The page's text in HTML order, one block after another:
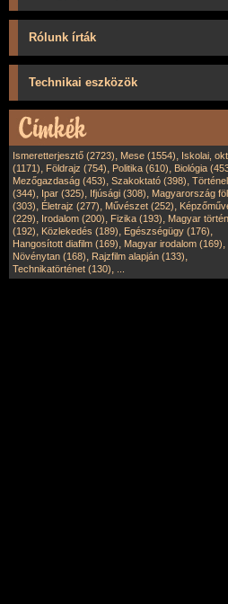
Rólunk írták
Technikai eszközök
Ismeretterjesztő (2723), Mese (1554), Iskolai,
(1171), Földrajz (754), Politika (610), Biológia
Mezőgazdaság (453), Szakoktató (398),
(344), Ipar (325), Ifjúsági (308), Magyarország
(303), Életrajz (277), Művészet (252),
(229), Irodalom (200), Fizika (193), Magyar
(192), Közlekedés (189), Egészségügy (176),
Hangosított diafilm (169), Magyar irodalom (169),
Növénytan (168), Rajzfilm alapján (133),
Technikatörténet (130),